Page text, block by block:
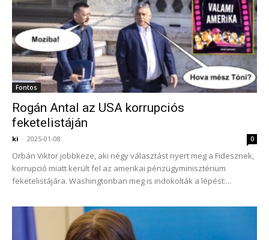
Fontos
Rogán Antal az USA korrupciós
feketelistáján
ki - 2025-01-08 0
Orbán Viktor jobbkeze, aki négy választást nyert meg a Fidesznek,
korrupció miatt került fel az amerikai pénzügyminisztérium
feketelistájára. Washingtonban meg is indokolták a lépést:...